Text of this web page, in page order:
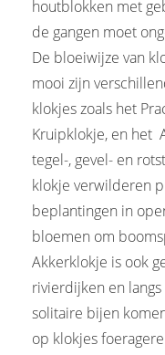
houtblokken met
de gangen moet
De bloeiwijze van
mooi zijn
klokjes zoals het
Kruipklokje, en het
tegel-, gevel- en
klokje verwilderen
beplantingen in
bloemen om
Akkerklokje is ook
rivierdijken en
solitaire bijen
op klokjes